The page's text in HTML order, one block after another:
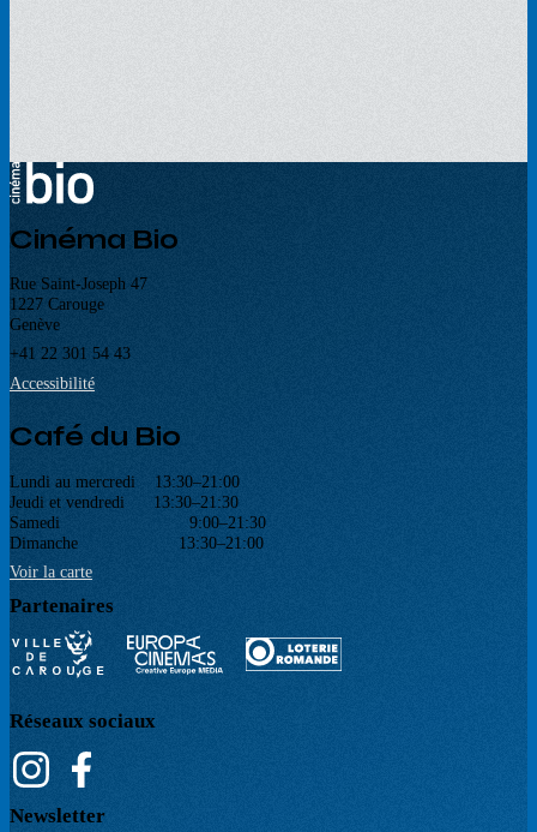
Cinéma Bio
Rue Saint-Joseph 47
1227 Carouge
Genève
+41 22 301 54 43
Accessibilité
Café du Bio
Lundi au mercredi 13:30–21:00
Jeudi et vendredi 13:30–21:30
Samedi 9:00–21:30
Dimanche 13:30–21:00
Voir la carte
Partenaires
Réseaux sociaux
Newsletter